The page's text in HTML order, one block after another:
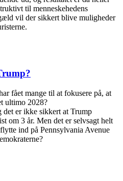
til menneskehedens
vil der sikkert blive muligheder
fået mange til at fokusere på, at
ultimo 2028?
det er ikke sikkert at Trump
om 3 år. Men det er selvsagt helt
ind på Pennsylvania Avenue